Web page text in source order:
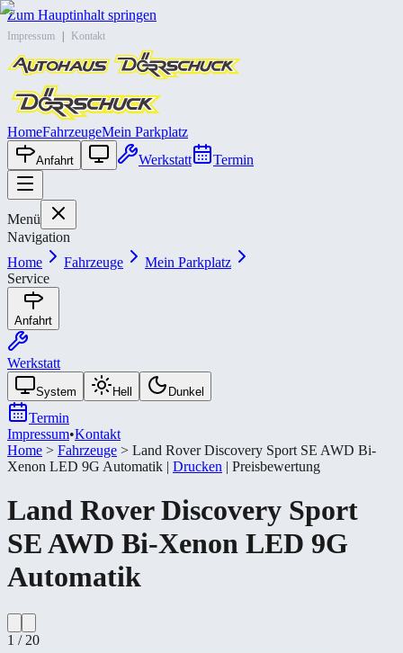
Zum Hauptinhalt springen
Impressum Kontakt
HomeFahrzeugeMein Parkplatz
Anfahrt Werkstatt Termin
Menü
Navigation
Home
Fahrzeuge
Mein Parkplatz
Service
Anfahrt
Werkstatt
System Hell Dunkel
Termin
Impressum•Kontakt
Home > Fahrzeuge > Land Rover Discovery Sport SE AWD Bi-​
Xenon LED 9G Automatik | Drucken | Preisbewertung
Land Rover Discovery Sport
SE AWD Bi-​Xenon LED 9G
Automatik
1 / 20